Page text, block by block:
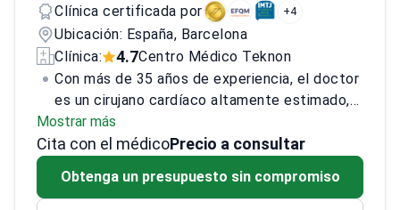
Clínica certificada por
+4
Ubicación: España, Barcelona
Clínica:
4.7Centro Médico Teknon
Con más de 35 años de experiencia, el doctor
es un cirujano cardíaco altamente estimado,
especializado en cirugía torácica y
cardiovascular, trasplante cardíaco y
reconocido como uno de los principales
Mostrar más
Cita con el médicoPrecio a consultar
Obtenga un presupuesto sin compromiso